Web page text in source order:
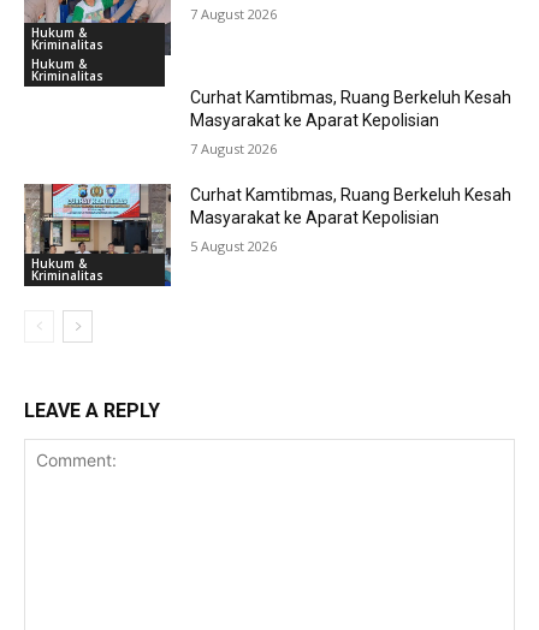
Hukum &
Kriminalitas
7 August 2026
Hukum &
Kriminalitas
Curhat Kamtibmas, Ruang Berkeluh Kesah
Masyarakat ke Aparat Kepolisian
7 August 2026
Hukum &
Kriminalitas
Curhat Kamtibmas, Ruang Berkeluh Kesah
Masyarakat ke Aparat Kepolisian
5 August 2026
LEAVE A REPLY